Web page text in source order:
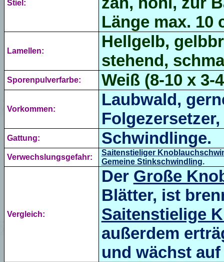
Stiel:
Länge max. 10
Lamellen:
Hellgelb,
stehend,
Sporenpulverfarbe: Weiß (8-10 x 3-
Vorkommen:
Laubwald,
Gattung: Schwindlinge.
Verwechslungsgefahr:
Saitenstieliger
Gemeine Stinkschwindling.
Vergleich:
Der Große
Blätter, ist
Saitenstielige
außerdem
und wächst